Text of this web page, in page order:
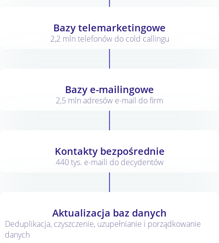
Bazy telemarketingowe
2,2 mln telefonów do cold callingu
Bazy e-mailingowe
2,5 mln adresów e-mail do firm
Kontakty bezpośrednie
440 tys. e-maili do decydentów
Aktualizacja baz danych
Deduplikacja, czyszczenie, uzupełnianie i porządkowanie
danych